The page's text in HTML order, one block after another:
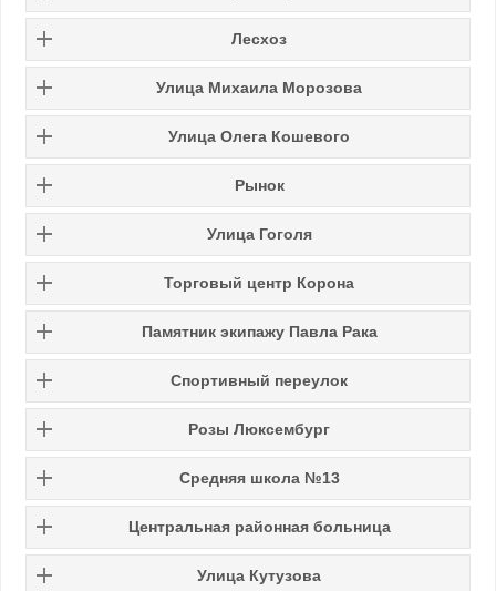
Лесхоз
Улица Михаила Морозова
Улица Олега Кошевого
Рынок
Улица Гоголя
Торговый центр Корона
Памятник экипажу Павла Рака
Спортивный переулок
Розы Люксембург
Средняя школа №13
Центральная районная больница
Улица Кутузова